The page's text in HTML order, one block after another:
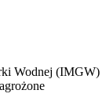
Wodnej (IMGW)